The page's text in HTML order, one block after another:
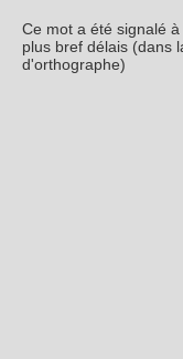
Ce mot a été signalé
plus bref délais (dans
d'orthographe)